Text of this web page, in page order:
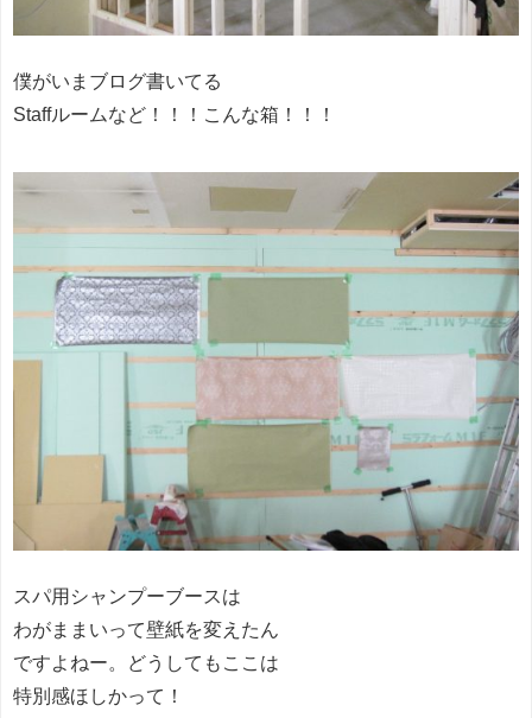
僕がいまブログ書いてる
Staffルームなど！！！こんな箱！！！
スパ用シャンプーブースは
わがままいって壁紙を変えたん
ですよねー。どうしてもここは
特別感ほしかって！